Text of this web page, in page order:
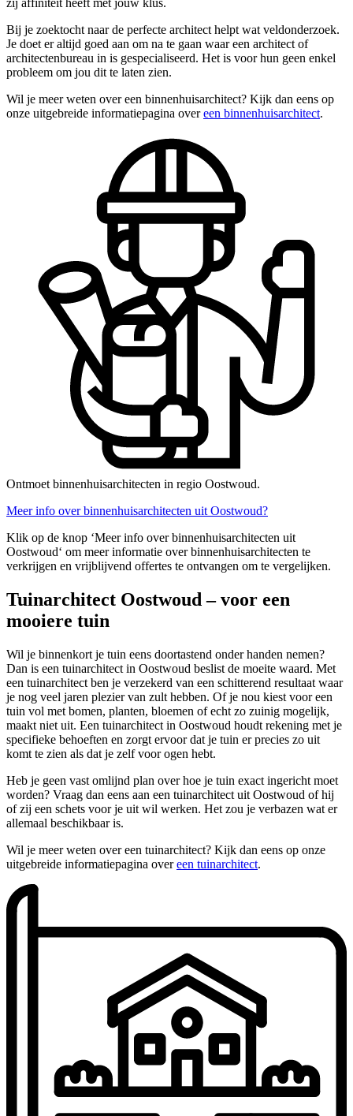
zij affiniteit heeft met jouw klus.
Bij je zoektocht naar de perfecte architect helpt wat veldonderzoek.
Je doet er altijd goed aan om na te gaan waar een architect of
architectenbureau in is gespecialiseerd. Het is voor hun geen enkel
probleem om jou dit te laten zien.
Wil je meer weten over een binnenhuisarchitect? Kijk dan eens op
onze uitgebreide informatiepagina overeen binnenhuisarchitect.
Ontmoet binnenhuisarchitecten in regio Oostwoud.
Meer info over binnenhuisarchitecten uit Oostwoud?
Klik op de knop ‘Meer info over binnenhuisarchitecten uit
Oostwoud‘ om meer informatie over binnenhuisarchitecten te
verkrijgen en vrijblijvend offertes te ontvangen om te vergelijken.
Tuinarchitect Oostwoud – voor een
mooiere tuin
Wil je binnenkort je tuin eens doortastend onder handen nemen?
Dan is een tuinarchitect in Oostwoud beslist de moeite waard. Met
een tuinarchitect ben je verzekerd van een schitterend resultaat waar
je nog veel jaren plezier van zult hebben. Of je nou kiest voor een
tuin vol met bomen, planten, bloemen of echt zo zuinig mogelijk,
maakt niet uit. Een tuinarchitect in Oostwoud houdt rekening met je
specifieke behoeften en zorgt ervoor dat je tuin er precies zo uit
komt te zien als dat je zelf voor ogen hebt.
Heb je geen vast omlijnd plan over hoe je tuin exact ingericht moet
worden? Vraag dan eens aan een tuinarchitect uit Oostwoud of hij
of zij een schets voor je uit wil werken. Het zou je verbazen wat er
allemaal beschikbaar is.
Wil je meer weten over een tuinarchitect? Kijk dan eens op onze
uitgebreide informatiepagina overeen tuinarchitect.